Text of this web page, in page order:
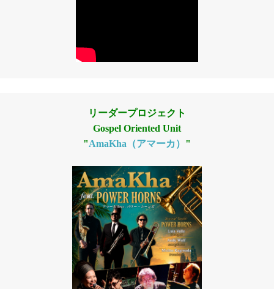
リーダープロジェクト
Gospel Oriented Unit
"AmaKha（アマーカ） "